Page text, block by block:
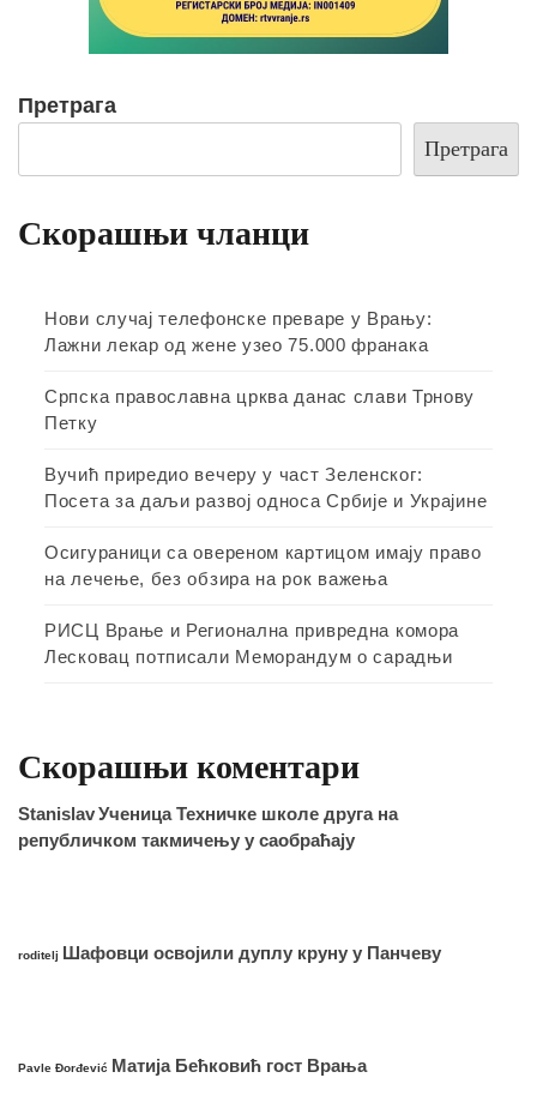
Претрага
Претрага
Скорашњи чланци
Нови случај телефонске преваре у Врању:
Лажни лекар од жене узео 75.000 франака
Српска православна црква данас слави Трнову
Петку
Вучић приредио вечеру у част Зеленског:
Посета за даљи развој односа Србије и Украјине
Осигураници са овереном картицом имају право
на лечење, без обзира на рок важења
РИСЦ Врање и Регионална привредна комора
Лесковац потписали Меморандум о сарадњи
Скорашњи коментари
StanislavУченица Техничке школе друга на
републичком такмичењу у саобраћају
roditelj Шафовци освојили дуплу круну у Панчеву
Pavle Đorđević Матија Бећковић гост Врања